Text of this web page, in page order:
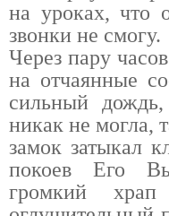
на уроках, что
звонки не смогу.
Через пару
на отчаянные
сильный
никак не могла,
замок затыкал
покоев Его
громкий